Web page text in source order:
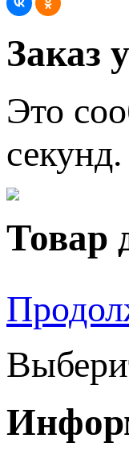
Заказ
Это
секунд.
Товар